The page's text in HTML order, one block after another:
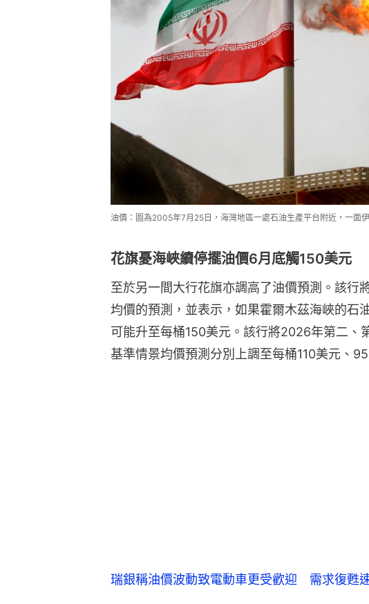
油價：圖為2005年7月25日，海灣地區一處石油生產平台附近，一面
花旗憂海峽續停擺油價6月底觸150美元
至於另一間大行花旗亦調高了油價預測。該行
均價的預測，並表示，如果霍爾木茲海峽的石
可能升至每桶150美元。該行將2026年第二、
基準情景均價預測分別上調至每桶110美元、
瑞銀稱油價波動致電動車更受歡迎 需求復甦